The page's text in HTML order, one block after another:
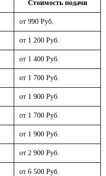
Стоимость подачи
от 990 Руб.
от 1 200 Руб.
от 1 400 Руб.
от 1 700 Руб.
от 1 900 Руб.
от 1 700 Руб.
от 1 900 Руб.
от 2 900 Руб.
от 6 500 Руб.